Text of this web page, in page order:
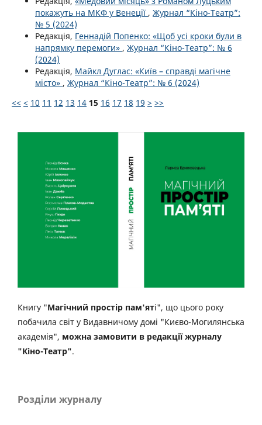
покажуть на МКФ у Венеції , Журнал “Кіно-Театр”:
№ 5 (2024)
Редакція, Геннадій Попенко: «Щоб усі кроки були в
напрямку перемоги» , Журнал “Кіно-Театр”: № 6
(2024)
Редакція, Майкл Дуглас: «Київ – справді магічне
місто» , Журнал “Кіно-Театр”: № 6 (2024)
<< < 10 11 12 13 14 15 16 17 18 19 > >>
Книгу "Магічний простір пам'яті", що цього року
побачила світ у Видавничому домі "Києво-Могилянська
академія", можна замовити в редакції журналу
"Кіно-Театр".
Розділи журналу